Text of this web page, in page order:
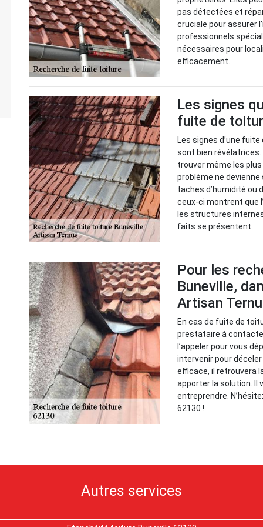
pas détectées et
cruciale pour assurer
professionnels
nécessaires pour
efficacement.
Les signes
fuite de
Les signes d’une
sont bien
trouver même les
problème ne
taches d’humidité ou
ceux-ci montrent que
les structures
faits se présentent.
Pour les
Buneville,
Artisan
En cas de fuite de
prestataire à
l’appeler pour vous
intervenir pour
efficace, il retrouvera
apporter la solution. Il
entreprendre.
62130 !
Autres services